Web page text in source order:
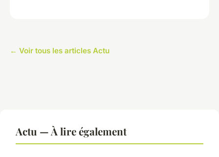
← Voir tous les articles Actu
Actu — À lire également